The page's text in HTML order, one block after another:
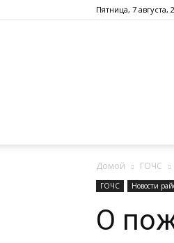
Пятница, 7 августа,
Домой ГОЧС
ГОЧС Новости
О